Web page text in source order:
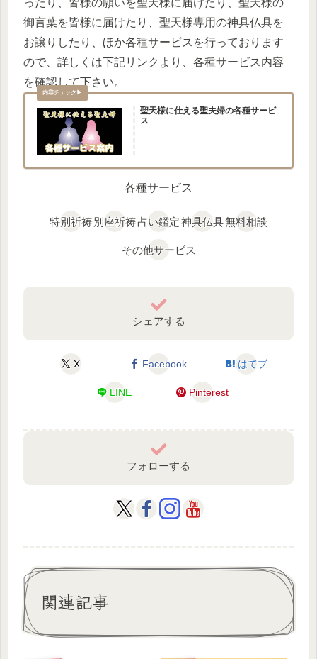
ったり、皆様の願いを聖天様に届けたり、聖天様の
御言葉を皆様に届けたり、聖天様専用の神具仏具を
お譲りしたり、ほか各種サービスを行っております
ので、詳しくは下記リンクより、各種サービス内容
を確認して下さい。
聖天様に仕える聖夫婦の各種サービ
ス
各種サービス
特別祈祷別座祈祷占い鑑定神具仏具無料相談
その他サービス
シェアする
X Facebook はてブ
LINE Pinterest
フォローする
関連記事